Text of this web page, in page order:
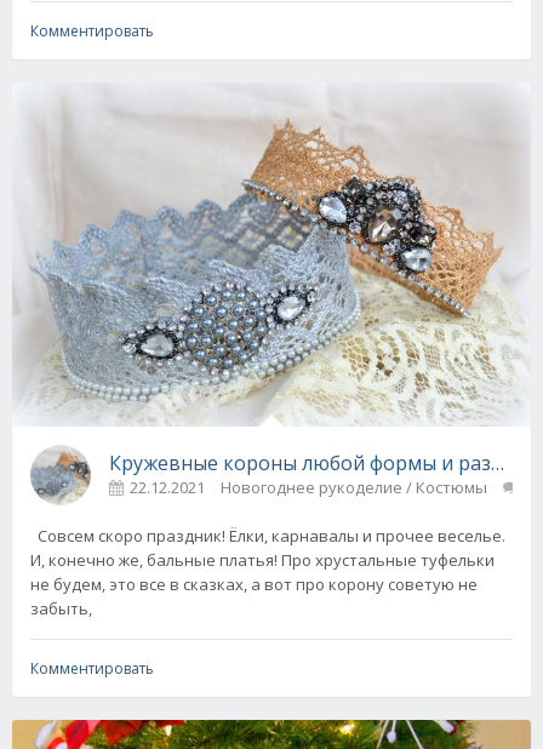
Комментировать
Кружевные короны любой формы и размера
22.12.2021 Новогоднее рукоделие / Костюмы
Совсем скоро праздник! Ёлки, карнавалы и прочее веселье.
И, конечно же, бальные платья! Про хрустальные туфельки
не будем, это все в сказках, а вот про корону советую не
забыть,
Комментировать